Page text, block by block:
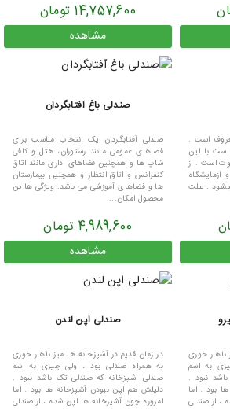
14,757,600 تومان
مشاهده
است .
است با این
است . از
آزمایشگاه
. علت
صندلی باغ آفتابگردان
صندلی آفتابگردان یک انتخاب مناسب برای
فضاهای عمومی مانند رستوران، هتل و کافی
شاپ ها و همچنین فضاهای اداری مانند اتاق
کنفرانس و اتاق انتظار و همچنین بیمارستان
ها و فضاهای آموزشی می باشد. ویژگی هااین
محصول امکان...
4,989,600 تومان
مشاهده
ناهار خوری
به اسم
نبود .
بود . اما
، از صندلی
صندلی اپن لندن
در زمان قدیم در آشپزخانه ها میز ناهار خوری
به همراه صندلی بود ، ولی چیزی به اسم
صندلی آشپزخانه که صندلی تک باشد نبود .
دلیلش هم اپن نبودن آشپزخانه ها بود . اما
امروزه چون آشپزخانه ها اپن شده ، از صندلی